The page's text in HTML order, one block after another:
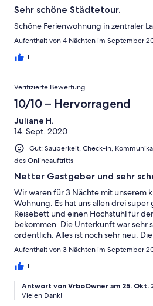
Sehr schöne Städtetour.
Schöne Ferienwohnung in zentraler
Aufenthalt von 4 Nächten im September
1
Verifizierte Bewertung
10/10 – Hervorragend
Juliane H.
14. Sept. 2020
Gut: Sauberkeit, Check-in,
des Onlineauftritts
Netter Gastgeber und sehr
Wir waren für 3 Nächte mit unserem
Wohnung. Es hat uns allen drei
Reisebett und einen Hochstuhl für
bekommen. Die Unterkunft war sehr
ordentlich. Alles ist noch sehr neu.
zu Fuß schnell zu erreichen und hier
gehen. Vor der Tür ist direkt ein
mal ein Eis gönnen kann. Der
Aufenthalt von 3 Nächten im September
1
Antwort von VrboOwner am 25. Okt.
Vielen Dank!